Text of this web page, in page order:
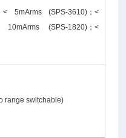
5mArms (SPS-3610)；<
10mArms (SPS-1820)；<
range switchable)